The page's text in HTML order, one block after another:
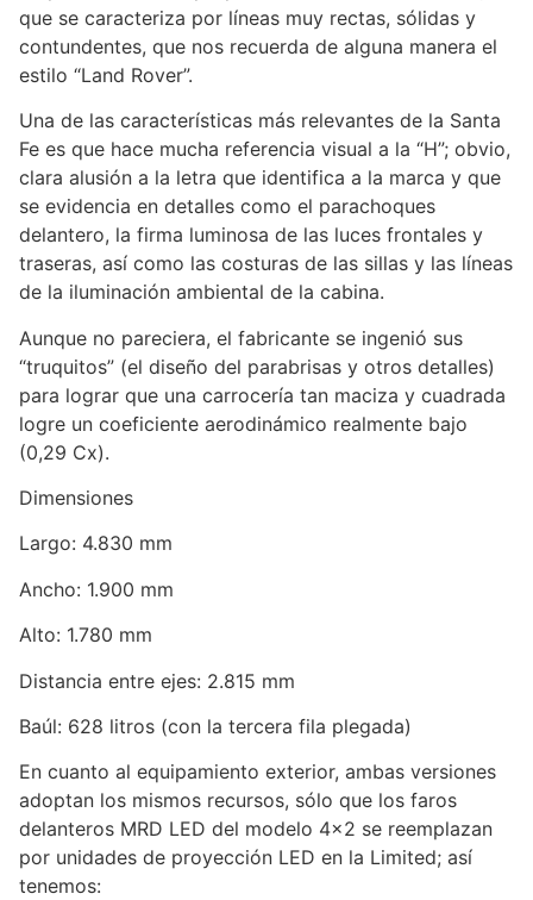
que se caracteriza por líneas muy rectas, sólidas y
contundentes, que nos recuerda de alguna manera el
estilo “Land Rover”.
Una de las características más relevantes de la Santa
Fe es que hace mucha referencia visual a la “H”; obvio,
clara alusión a la letra que identifica a la marca y que
se evidencia en detalles como el parachoques
delantero, la firma luminosa de las luces frontales y
traseras, así como las costuras de las sillas y las líneas
de la iluminación ambiental de la cabina.
Aunque no pareciera, el fabricante se ingenió sus
“truquitos” (el diseño del parabrisas y otros detalles)
para lograr que una carrocería tan maciza y cuadrada
logre un coeficiente aerodinámico realmente bajo
(0,29 Cx).
Dimensiones
Largo: 4.830 mm
Ancho: 1.900 mm
Alto: 1.780 mm
Distancia entre ejes: 2.815 mm
Baúl: 628 litros (con la tercera fila plegada)
En cuanto al equipamiento exterior, ambas versiones
adoptan los mismos recursos, sólo que los faros
delanteros MRD LED del modelo 4×2 se reemplazan
por unidades de proyección LED en la Limited; así
tenemos: